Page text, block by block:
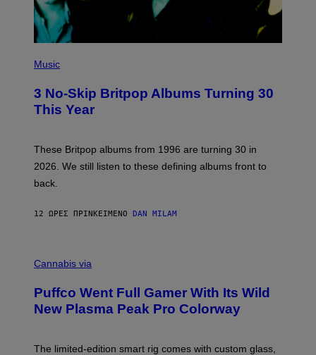
H
O
B
Y
E
S
V
A
I
N
E
T
T
M
Music
3 No-Skip Britpop Albums Turning 30
This Year
These Britpop albums from 1996 are turning 30 in
2026. We still listen to these defining albums front to
back.
12 ΏΡΕΣ ΠΡΙΝΚΕΊΜΕΝΟ DAN MILAM
O
T
E
S
F
Cannabis via
Puffco Went Full Gamer With Its Wild
New Plasma Peak Pro Colorway
The limited-edition smart rig comes with custom glass,